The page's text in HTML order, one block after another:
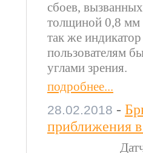
сбоев,
толщиной 0,8 мм
так же
пользователям
углами зрения.
подробнее...
28.02.2018 -
приближения